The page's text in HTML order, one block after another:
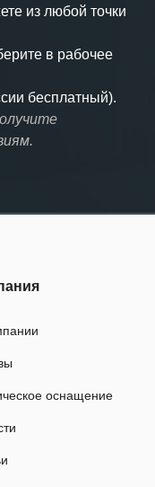
из любой точки
в рабочее
бесплатный).
оснащение